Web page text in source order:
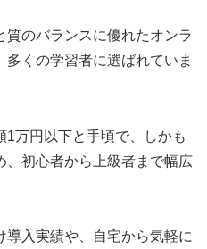
質のバランスに優れたオンラ
くの学習者に選ばれていま
万円以下と手頃で、しかも
、初心者から上級者まで幅広
入実績や、自宅から気軽に